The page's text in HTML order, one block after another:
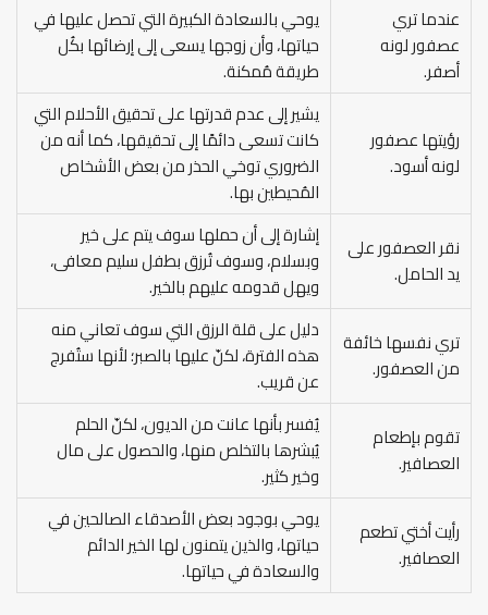
عندما تري
عصفور لونه
أصفر.
يوحي بالسعادة الكبيرة التي تحصل عليها في
حياتها، وأن زوجها يسعى إلى إرضائها بكُل
طريقة مُمكنة.
رؤيتها عصفور
لونه أسود.
يشير إلى عدم قدرتها على تحقيق الأحلام التي
كانت تسعى دائمًا إلى تحقيقها، كما أنه من
الضروري توخي الحذر من بعض الأشخاص
المُحيطين بها.
نقر العصفور على
يد الحامل.
إشارة إلى أن حملها سوف يتم على خير
وبسلام، وسوف تُرزق بطفل سليم معافى،
ويهل قدومه عليهم بالخير.
تري نفسها خائفة
من العصفور.
دليل على قلة الرزق التي سوف تعاني منه
هذه الفترة، لكنّ عليها بالصبر؛ لأنها ستُفرج
عن قريب.
تقوم بإطعام
العصافير.
يُفسر بأنها عانت من الديون، لكنّ الحلم
يُبشرها بالتخلص منها، والحصول على مال
وخير كثير.
رأيت أختي تطعم
العصافير.
يوحي بوجود بعض الأصدقاء الصالحين في
حياتها، والذين يتمنون لها الخير الدائم
والسعادة في حياتها.